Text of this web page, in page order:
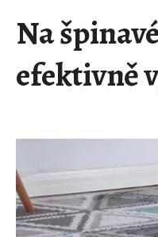
Na
efektivně